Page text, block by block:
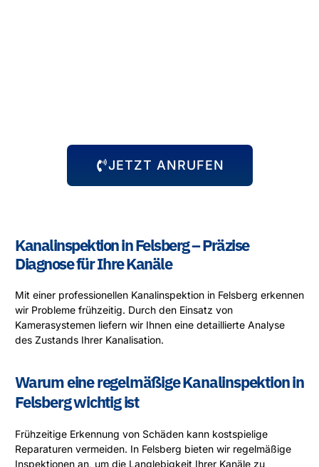
JETZT ANRUFEN
Kanalinspektion in Felsberg – Präzise
Diagnose für Ihre Kanäle
Mit einer professionellen Kanalinspektion in Felsberg erkennen
wir Probleme frühzeitig. Durch den Einsatz von
Kamerasystemen liefern wir Ihnen eine detaillierte Analyse
des Zustands Ihrer Kanalisation.
Warum eine regelmäßige Kanalinspektion in
Felsberg wichtig ist
Frühzeitige Erkennung von Schäden kann kostspielige
Reparaturen vermeiden. In Felsberg bieten wir regelmäßige
Inspektionen an, um die Langlebigkeit Ihrer Kanäle zu